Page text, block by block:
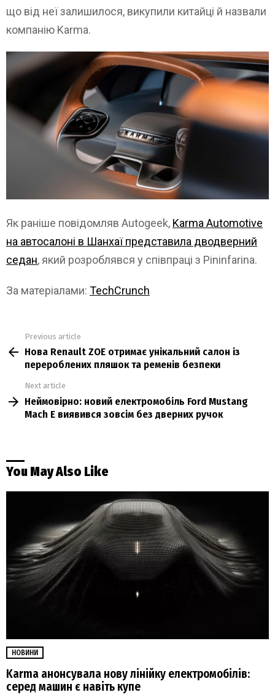
що від неї залишилося, викупили китайці й назвали
компанію Karma.
Як раніше повідомляв Autogeek, Karma Automotive
на автосалоні в Шанхаї представила дводверний
седан, який розроблявся у співпраці з Pininfarina.
За матеріалами: TechCrunch
more
Previous article
Нова Renault ZOE отримає унікальний салон із
перероблених пляшок та ременів безпеки
Next article
Неймовірно: новий електромобіль Ford Mustang
Mach E виявився зовсім без дверних ручок
You May Also Like
НОВИНИ
Karma анонсувала нову лінійку електромобілів:
серед машин є навіть купе